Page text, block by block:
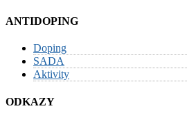
ANTIDOPING
Doping
SADA
Aktivity
ODKAZY